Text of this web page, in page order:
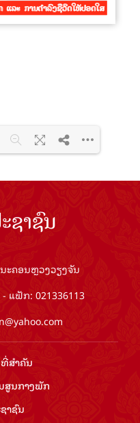
...
າຊົນ
ະຄອນຫຼວງວຽງຈັນ
ແຟັກ: 021336113
ສຳ​ຄັນ​
ສູນ​ກາງ​ພັກ
າ​ຊົນ